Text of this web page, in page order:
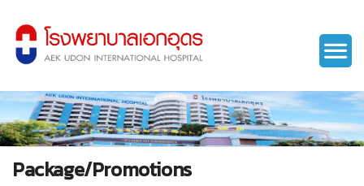
Package/Promotions